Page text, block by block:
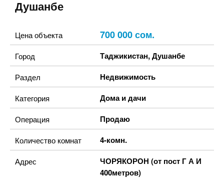
Душанбе
Цена объекта 700 000 сом.
Город Таджикистан,Душанбе
Раздел Недвижимость
Категория Дома и дачи
Операция Продаю
Количество комнат 4-комн.
Адрес
ЧОРЯКОРОН (от пост Г А И
400метров)